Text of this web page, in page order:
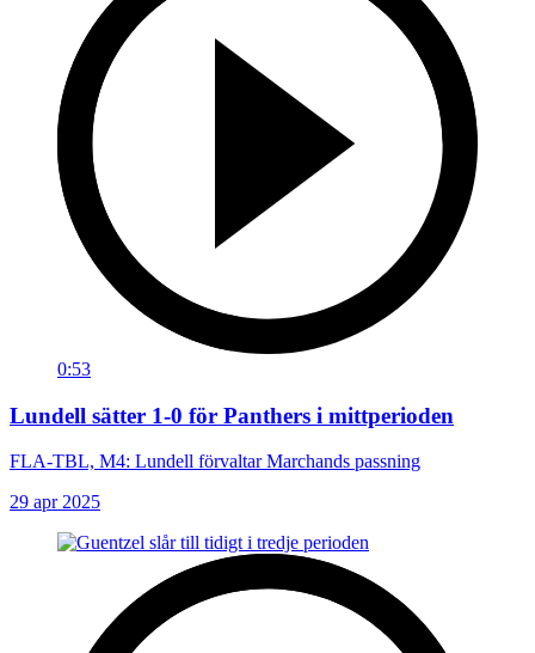
0:53
Lundell sätter 1-0 för Panthers i mittperioden
FLA-TBL, M4: Lundell förvaltar Marchands passning
29 apr 2025